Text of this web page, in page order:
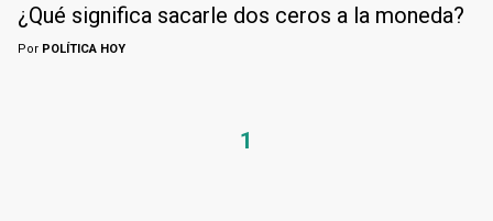
¿Qué significa sacarle dos ceros a la moneda?
Por POLÍTICA HOY
1